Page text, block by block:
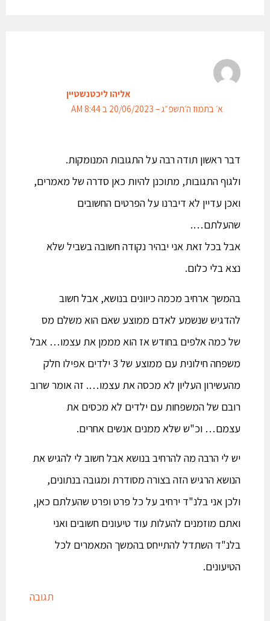
אליהו ליכטנשטיין
א׳ בתמוז ה׳תשפ״ג – 20/06/2023 ב 8:44 AM
דבר ראשון תודה רבה על התגובות המנומקות.
ולגוף התגובות, מתוכנן להיות כאן סדרה של מאמרים,
ואכן עדיין לא דיברנו על הפרטים החשובים
שהעלתם….
אבל בכל זאת אני יבהיר נקודה חשובה בשביל שלא
נצא בלי כלום.
בהמשך ארחיב מכמה כיוונים בנושא, אבל חשוב
להדגיש שנשמע לאדם ממוצע שאם הוא משלם מס
של כמה אלפים בחודש אז הוא מממן את עצמו… אבל
משפחה חילונית עם ממוצע של 3 ילדים אפילו חלק
מהעשירון העליון לא מכסה את עצמו…. זה אומר שרוב
רובם של המשפחות עם ילדים לא מכסים את
עצמם… וכ"ש שלא ממנים אנשים אחרים.
יש לי הרבה מה להרחיב בנושא אבל חשוב לי להגיש את
הנושא הרגיש הזה בצורה מסודרת ומגובה בנתונים,
ולכן אני בלנ"ד ירחיב על כל פרט ופרט שהעלתם כאן,
ואתם מוזמנים להעלות עוד טיעונים חשובים ואני
בלנ"ד השתדל להתייחס בהמשך המאמרים לכל
הטיעונים.
תגובה